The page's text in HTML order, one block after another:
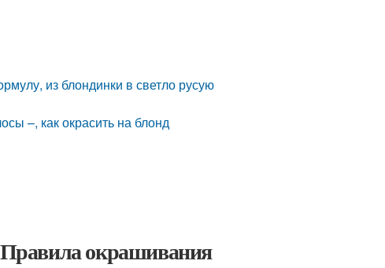
из блондинки в светло русую
–, как окрасить на блонд
окрашивания